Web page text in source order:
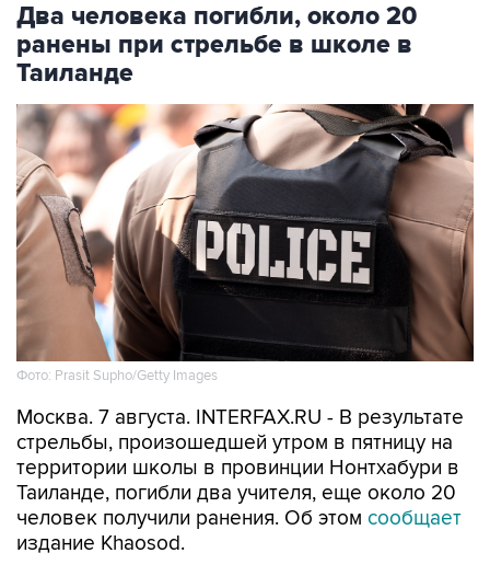
Два человека погибли, около 20
ранены при стрельбе в школе в
Таиланде
Фото: Prasit Supho/Getty Images
Москва. 7 августа. INTERFAX.RU - В результате
стрельбы, произошедшей утром в пятницу на
территории школы в провинции Нонтхабури в
Таиланде, погибли два учителя, еще около 20
человек получили ранения. Об этом сообщает
издание Khaosod.